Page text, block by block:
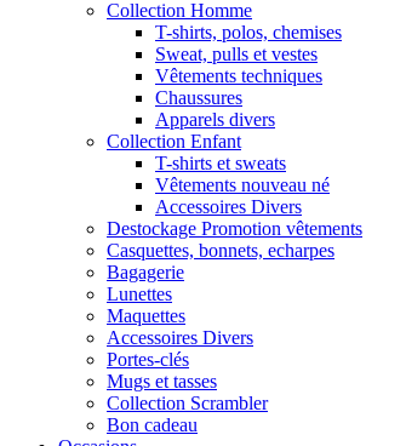
Collection Homme
T-shirts, polos, chemises
Sweat, pulls et vestes
Vêtements techniques
Chaussures
Apparels divers
Collection Enfant
T-shirts et sweats
Vêtements nouveau né
Accessoires Divers
Destockage Promotion vêtements
Casquettes, bonnets, echarpes
Bagagerie
Lunettes
Maquettes
Accessoires Divers
Portes-clés
Mugs et tasses
Collection Scrambler
Bon cadeau